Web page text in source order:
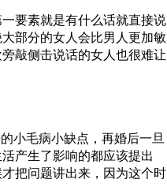
要素就是有什么话就直接说
部分的女人会比男人更加敏
敲侧击说话的女人也很难让
小毛病小缺点，再婚后一旦
产生了影响的都应该提出
把问题讲出来，因为这个时